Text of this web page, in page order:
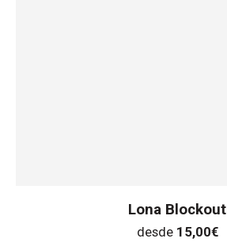
Lona Blockout
desde 15,00€